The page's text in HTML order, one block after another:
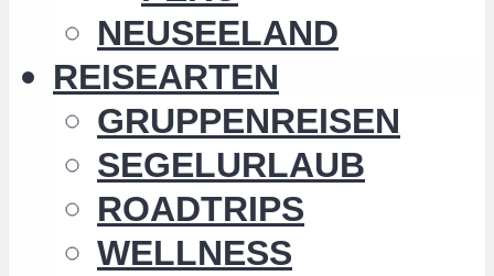
NEUSEELAND
REISEARTEN
GRUPPENREISEN
SEGELURLAUB
ROADTRIPS
WELLNESS